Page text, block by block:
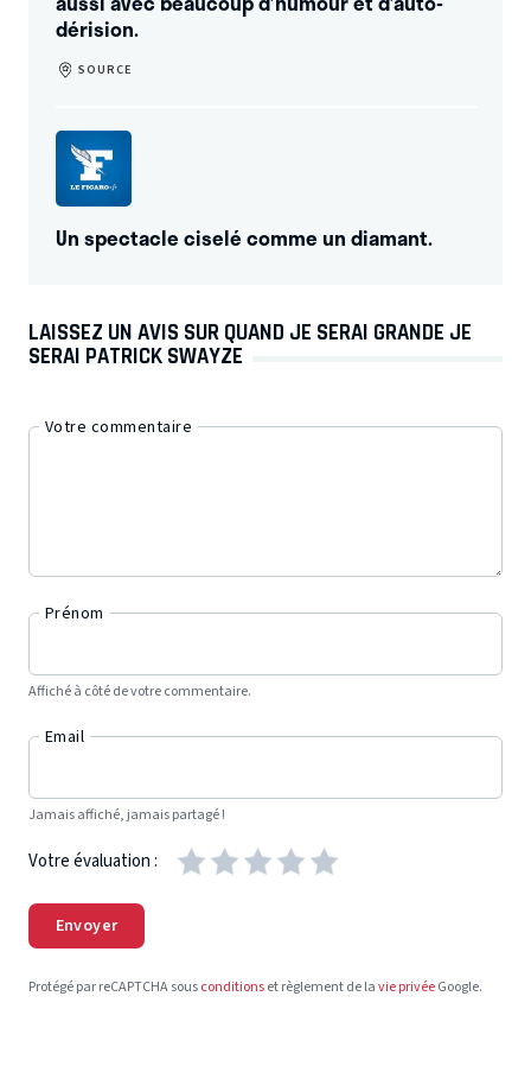
dérision.
SOURCE
Un spectacle ciselé comme un diamant.
LAISSEZ UN AVIS SUR QUAND JE SERAI GRANDE JE
SERAI PATRICK SWAYZE
Votre commentaire
Prénom
Affiché à côté de votre commentaire.
Email
Jamais affiché, jamais partagé !
Votre évaluation :
Envoyer
Protégé par reCAPTCHA sousconditionset règlement de lavie privéeGoogle.